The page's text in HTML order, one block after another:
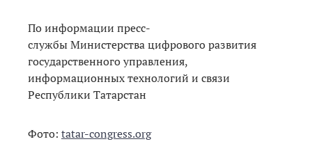
По информации пресс-
службы Министерства цифрового развития
государственного управления,
информационных технологий и связи
Республики Татарстан
Фото: tatar-congress.org